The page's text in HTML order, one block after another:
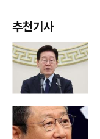
추천기사